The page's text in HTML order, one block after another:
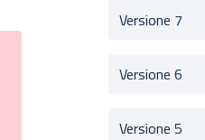
Versione 7
Versione 6
Versione 5